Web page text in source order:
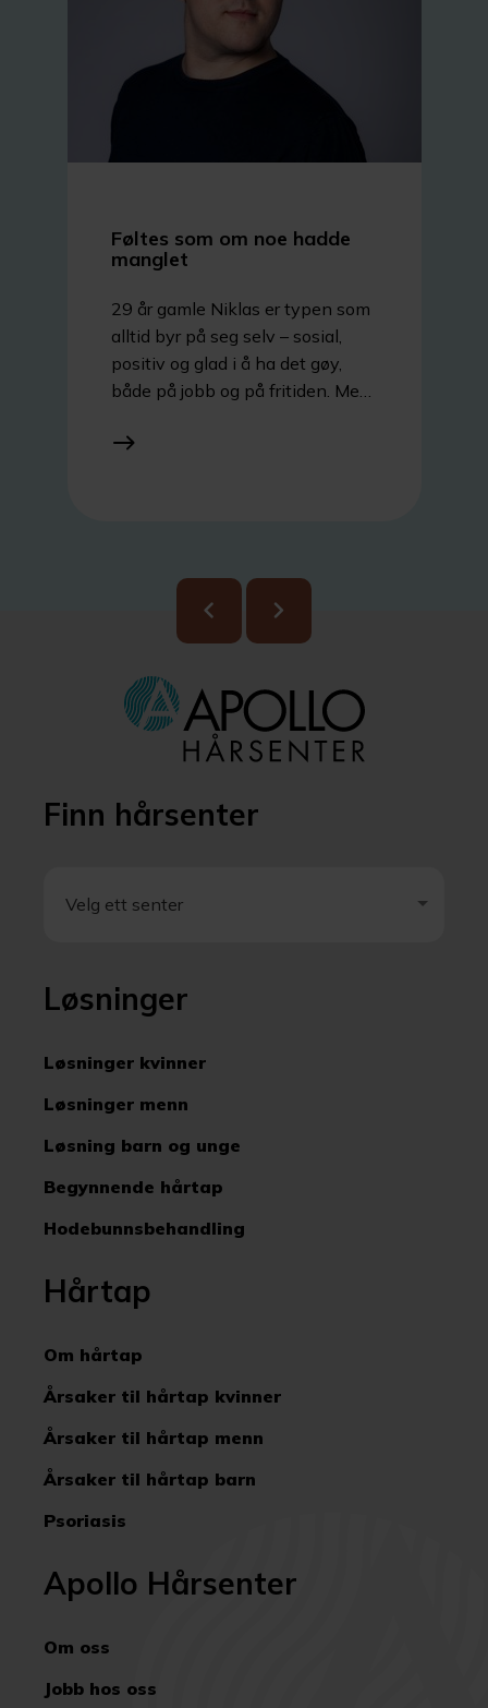
Føltes som om noe hadde
manglet
29 år gamle Niklas er typen som
alltid byr på seg selv – sosial,
positiv og glad i å ha det gøy,
både på jobb og på fritiden. Men
allerede som 19-åring, kjente
Finn hårsenter
Velg ett senter
Løsninger
Løsninger kvinner
Løsninger menn
Løsning barn og unge
Begynnende hårtap
Hodebunnsbehandling
Hårtap
Om hårtap
Årsaker til hårtap kvinner
Årsaker til hårtap menn
Årsaker til hårtap barn
Psoriasis
Apollo Hårsenter
Om oss
Jobb hos oss